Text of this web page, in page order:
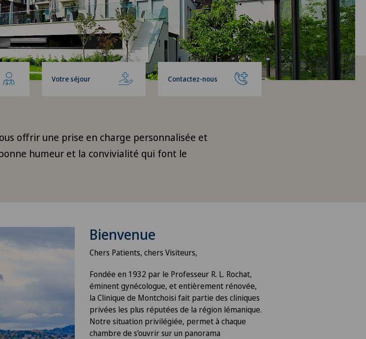
Votre séjour Contactez-nous
offrir une prise en charge personnalisée et
humeur et la convivialité qui font le
Bienvenue
Chers Patients, chers Visiteurs,
Fondée en 1932 par le Professeur R. L. Rochat,
éminent gynécologue, et entièrement rénovée,
la Clinique de Montchoisi fait partie des cliniques
privées les plus réputées de la région lémanique.
Notre situation privilégiée, permet à chaque
chambre de s’ouvrir sur un panorama